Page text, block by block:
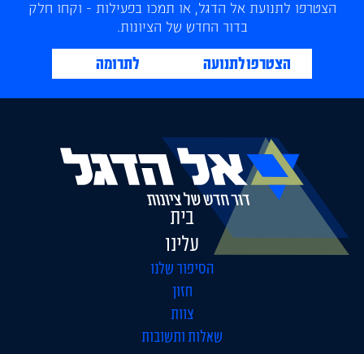
הצטרפו לתנועת אל הדגל, או תמכו בפעילות - וקחו חלק
בדור החדש של הציונות.
הצטרפו לתנועה לתרומה
בית
עלינו
הסיפור שלנו
חזון
צוות
שאלות ותשובות